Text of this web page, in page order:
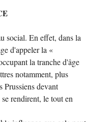
social. En effet, dans la
d'appeler la «
la tranche d'âge
notamment, plus
Prussiens devant
rendirent, le tout en